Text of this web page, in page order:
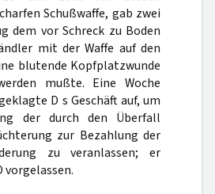
Schußwaffe, gab zwei
dem vor Schreck zu Boden
mit der Waffe auf den
blutende Kopfplatzwunde
mußte. Eine Woche
D s Geschäft auf, um
der durch den Überfall
zur Bezahlung der
zu veranlassen; er
vorgelassen.